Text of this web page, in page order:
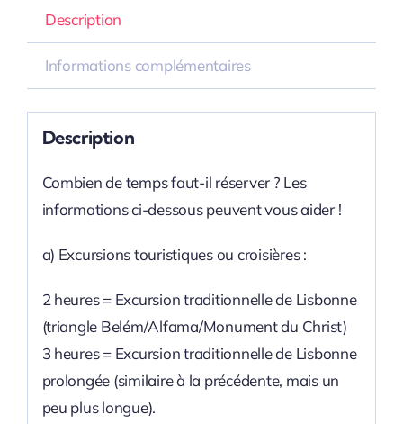
Description
Informations complémentaires
Description
Combien de temps faut-il réserver ? Les
informations ci-dessous peuvent vous aider !
a) Excursions touristiques ou croisières :
2 heures = Excursion traditionnelle de Lisbonne
(triangle Belém/Alfama/Monument du Christ)
3 heures = Excursion traditionnelle de Lisbonne
prolongée (similaire à la précédente, mais un
peu plus longue).